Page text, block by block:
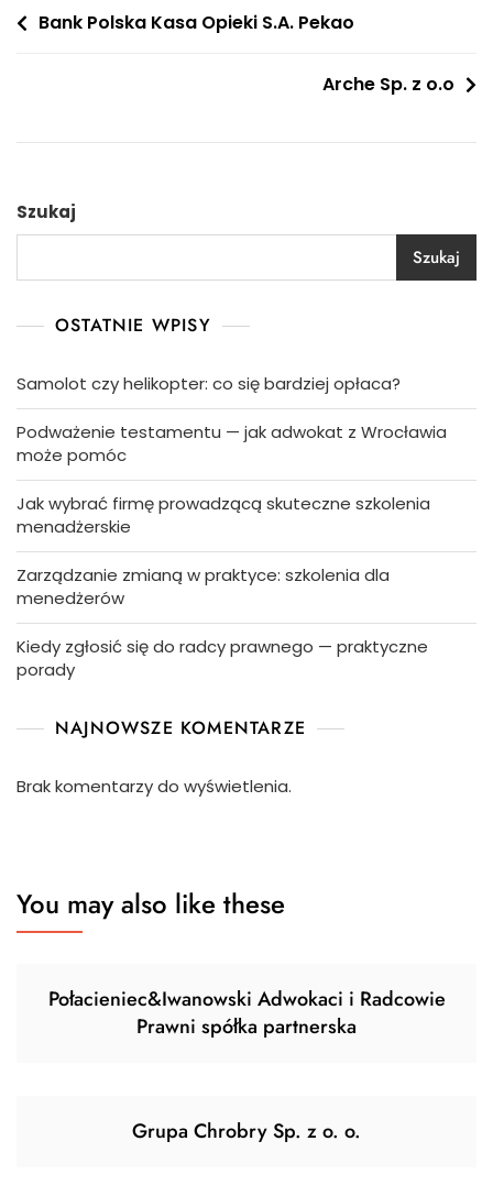
Nawigacja
Bank Polska Kasa Opieki S.A. Pekao
Arche Sp. z o.o
Szukaj
Szukaj
OSTATNIE WPISY
Samolot czy helikopter: co się bardziej opłaca?
Podważenie testamentu — jak adwokat z Wrocławia
może pomóc
Jak wybrać firmę prowadzącą skuteczne szkolenia
menadżerskie
Zarządzanie zmianą w praktyce: szkolenia dla
menedżerów
Kiedy zgłosić się do radcy prawnego — praktyczne
porady
NAJNOWSZE KOMENTARZE
Brak komentarzy do wyświetlenia.
You may also like these
Połacieniec&Iwanowski Adwokaci i Radcowie
Prawni spółka partnerska
Grupa Chrobry Sp. z o. o.